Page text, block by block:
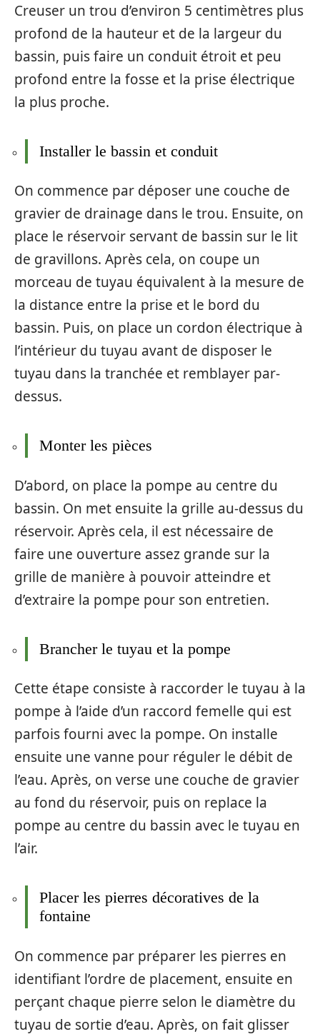
Creuser un trou d’environ 5 centimètres plus
profond de la hauteur et de la largeur du
bassin, puis faire un conduit étroit et peu
profond entre la fosse et la prise électrique
la plus proche.
Installer le bassin et conduit
On commence par déposer une couche de
gravier de drainage dans le trou. Ensuite, on
place le réservoir servant de bassin sur le lit
de gravillons. Après cela, on coupe un
morceau de tuyau équivalent à la mesure de
la distance entre la prise et le bord du
bassin. Puis, on place un cordon électrique à
l’intérieur du tuyau avant de disposer le
tuyau dans la tranchée et remblayer par-
dessus.
Monter les pièces
D’abord, on place la pompe au centre du
bassin. On met ensuite la grille au-dessus du
réservoir. Après cela, il est nécessaire de
faire une ouverture assez grande sur la
grille de manière à pouvoir atteindre et
d’extraire la pompe pour son entretien.
Brancher le tuyau et la pompe
Cette étape consiste à raccorder le tuyau à la
pompe à l’aide d’un raccord femelle qui est
parfois fourni avec la pompe. On installe
ensuite une vanne pour réguler le débit de
l’eau. Après, on verse une couche de gravier
au fond du réservoir, puis on replace la
pompe au centre du bassin avec le tuyau en
l’air.
Placer les pierres décoratives de la
fontaine
On commence par préparer les pierres en
identifiant l’ordre de placement, ensuite en
perçant chaque pierre selon le diamètre du
tuyau de sortie d’eau. Après, on fait glisser